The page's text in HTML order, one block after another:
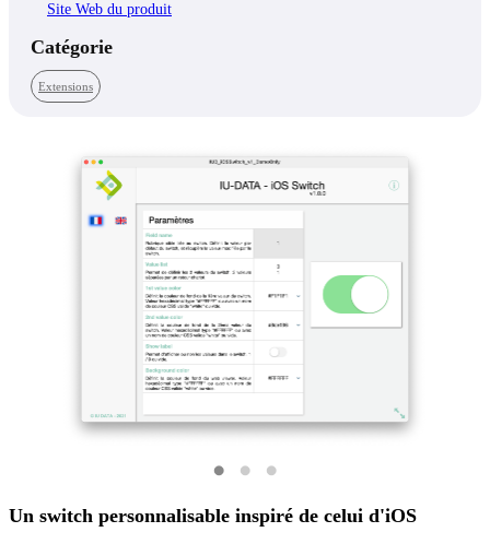
Site Web du produit
Catégorie
Extensions
Un switch personnalisable inspiré de celui d'iOS